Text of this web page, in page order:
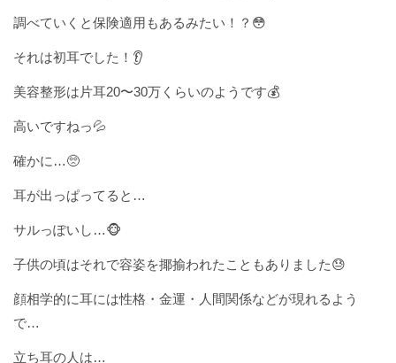
調べていくと保険適用もあるみたい！？😳
それは初耳でした！👂
美容整形は片耳20〜30万くらいのようです💰
高いですねっ💦
確かに…🥺
耳が出っぱってると…
サルっぽいし…🐵
子供の頃はそれで容姿を揶揄われたこともありました😓
顔相学的に耳には性格・金運・人間関係などが現れるよう
で…
立ち耳の人は…